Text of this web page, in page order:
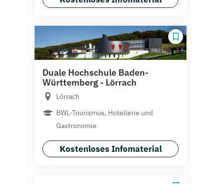
Duale Hochschule Baden-
Württemberg - Lörrach
Lörrach
BWL-Tourismus, Hotellerie und
Gastronomie
Kostenloses Infomaterial